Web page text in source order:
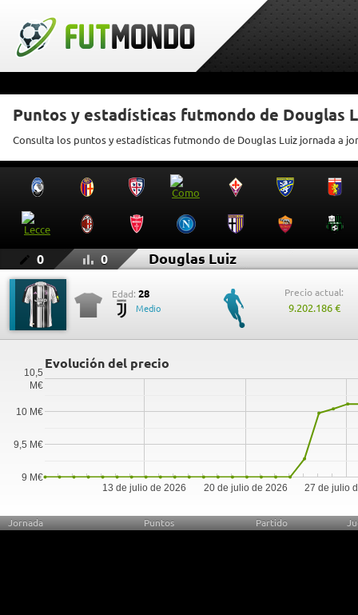
Puntos y estadísticas futmondo de Douglas
Consulta los puntos y estadísticas futmondo de Douglas Luiz jornada a
0 0 Douglas Luiz
Edad: 28
Medio
Precio actual:
9.202.186 €
Evolución del precio
13 de julio de 2026 20 de julio de 2026 27 de julio
9 M€
9,5 M€
10 M€
10,5
M€
Jornada Puntos Partido